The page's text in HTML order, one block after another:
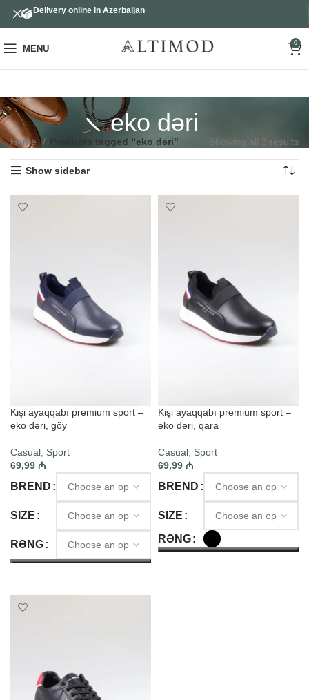
MENU
0
eko dəri
Home Products tagged “eko dəri” Showing all 3 results
Show sidebar
Kişi ayaqqabı premium sport –
eko dəri, göy
Casual Sport
69,99 ₼
BREND
SIZE
RƏNG
Kişi ayaqqabı premium sport –
eko dəri, qara
Casual Sport
69,99 ₼
BREND
SIZE
RƏNG
Delivery online in Azerbaijan